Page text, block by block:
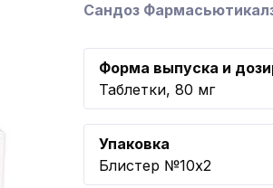
Сандоз
Форма выпуска и
Таблетки, 80 мг
Упаковка
Блистер №10x2